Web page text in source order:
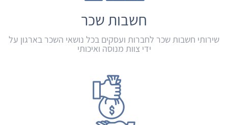
חשבות שכר
שירותי חשבות שכר לחברות ועסקים בכל נושאי השכר בארגון על
ידי צוות מנוסה ואיכותי